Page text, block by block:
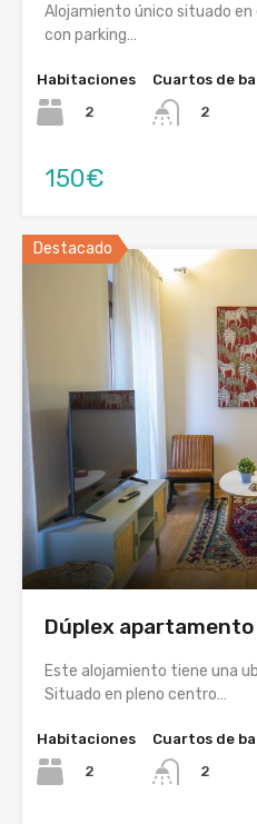
Alojamiento único situado en
con parking…
Habitaciones
2
Cuartos de
2
150€
Destacado
Dúplex
Este alojamiento tiene una
Situado en pleno centro…
Habitaciones
2
Cuartos de
2